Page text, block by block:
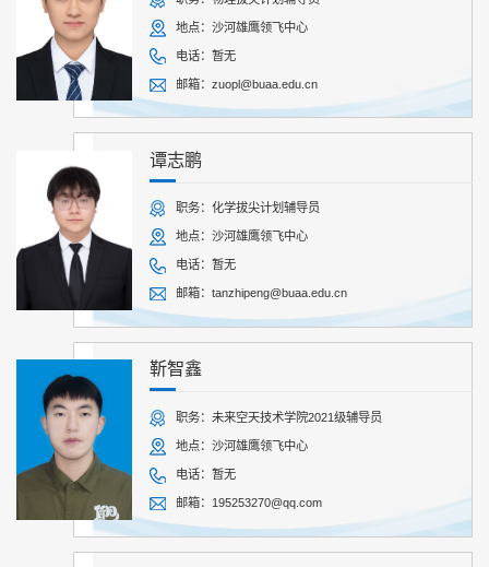
地点：沙河雄鹰领飞中心
电话：暂无
邮箱：zuopl@buaa.edu.cn
谭志鹏
职务：化学拔尖计划辅导员
地点：沙河雄鹰领飞中心
电话：暂无
邮箱：tanzhipeng@buaa.edu.cn
靳智鑫
职务：未来空天技术学院2021级辅导员
地点：沙河雄鹰领飞中心
电话：暂无
邮箱：195253270@qq.com